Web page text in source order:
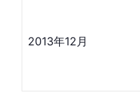
2013年12月